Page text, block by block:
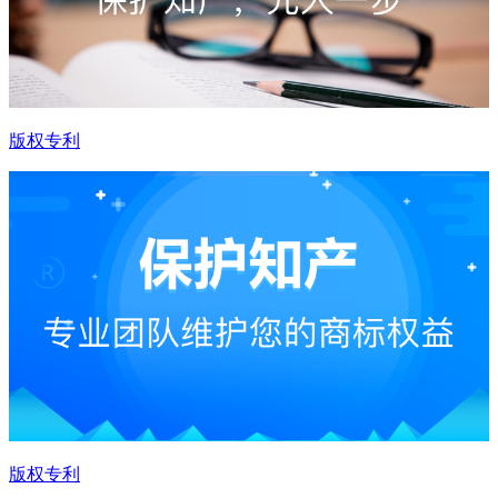
版权专利
版权专利